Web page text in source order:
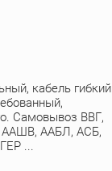
кабель гибкий
Самовывоз ВВГ,
ААБЛ, АСБ,
...